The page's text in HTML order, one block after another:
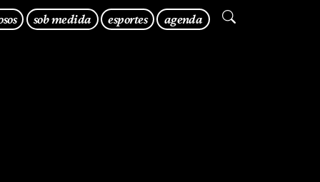
sob medida esportes agenda